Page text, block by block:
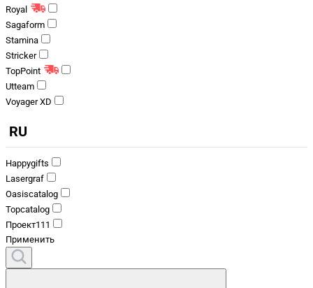
Royal
Sagaform
Stamina
Stricker
TopPoint
Utteam
Voyager XD
RU
Happygifts
Lasergraf
Oasiscatalog
Topcatalog
Проект111
Применить